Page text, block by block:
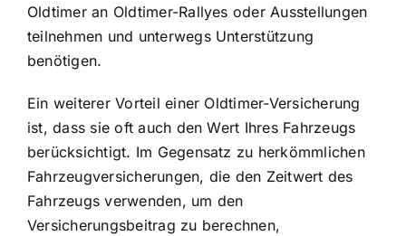
Oldtimer an Oldtimer-Rallyes oder Ausstellungen
teilnehmen und unterwegs Unterstützung
benötigen.
Ein weiterer Vorteil einer Oldtimer-Versicherung
ist, dass sie oft auch den Wert Ihres Fahrzeugs
berücksichtigt. Im Gegensatz zu herkömmlichen
Fahrzeugversicherungen, die den Zeitwert des
Fahrzeugs verwenden, um den
Versicherungsbeitrag zu berechnen,